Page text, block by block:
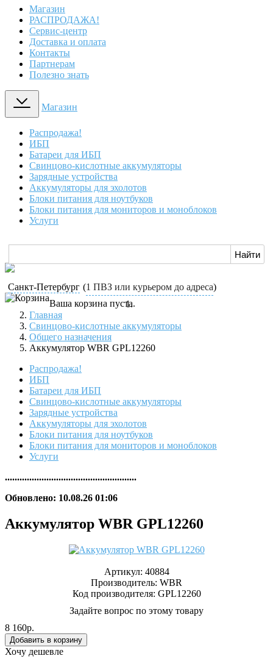
Магазин
РАСПРОДАЖА!
Сервис-центр
Доставка и оплата
Контакты
Партнерам
Полезно знать
Магазин
Распродажа!
ИБП
Батареи для ИБП
Свинцово-кислотные аккумуляторы
Зарядные устройства
Аккумуляторы для эхолотов
Блоки питания для ноутбуков
Блоки питания для мониторов и моноблоков
Услуги
Санкт-Петербург (1 ПВЗ или курьером до адреса)
Ваша корзина пуста.
Главная
Свинцово-кислотные аккумуляторы
Общего назначения
Аккумулятор WBR GPL12260
Распродажа!
ИБП
Батареи для ИБП
Свинцово-кислотные аккумуляторы
Зарядные устройства
Аккумуляторы для эхолотов
Блоки питания для ноутбуков
Блоки питания для мониторов и моноблоков
Услуги
......................................................
Обновлено: 10.08.26 01:06
Аккумулятор WBR GPL12260
Артикул: 40884
Производитель: WBR
Код производителя: GPL12260
Задайте вопрос по этому товару
8 160р.
Хочу дешевле